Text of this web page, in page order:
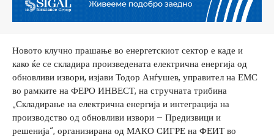
Новото клучно прашање во енергетскиот сектор е каде и
како ќе се складира произведената електрична енергија од
обновливи извори, изјави Тодор Анѓушев, управител на ЕМС
во рамките на ФЕРО ИНВЕСТ, на стручната трибина
„Складирање на електрична енергија и интеграција на
производство од обновливи извори – Предизвици и
решенија“, организирана од МАКО СИГРЕ на ФЕИТ во